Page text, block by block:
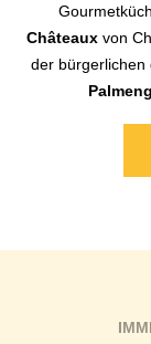
Châteaux von
der bürgerlichen